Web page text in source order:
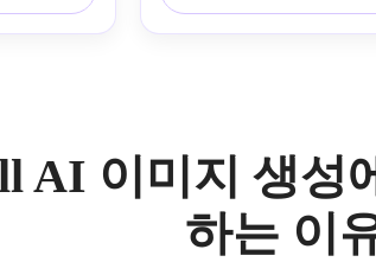
리즘.
클래식 판타지 애니메이션에
감을 받은 시네마틱 구도.
AI 이미지 생성
하는 이